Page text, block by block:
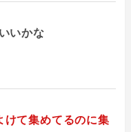
いかな
けて集めてるのに集